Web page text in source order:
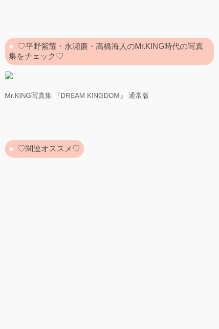
♡平野紫耀・永瀬廉・高橋海人のMr.KING時代の写真
集をチェック♡
Mr.KING写真集 『DREAM KINGDOM』 通常版
♡関連オススメ♡